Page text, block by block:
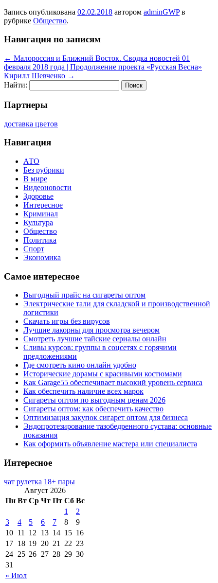
Запись опубликована 02.02.2018 автором adminGWPв
рубрике Общество.
Навигация по записям
← Малороссия и Ближний Восток. Сводка новостей 01
февраля 2018 года | Продолжение проекта «Русская Весна»
Кирилл Шевченко →
Найти:
Партнеры
доставка цветов
Навигация
АТО
Без рубрики
В мире
Видеоновости
Здоровье
Интересное
Криминал
Культура
Общество
Политика
Спорт
Экономика
Самое интересное
Выгодный прайс на сигареты оптом
Электрические тали для складской и производственной
логистики
Скачать игры без вирусов
Лучшие лакорны для просмотра вечером
Смотреть лучшие тайские сериалы онлайн
Сливы курсов: группы в соцсетях с горячими
предложениями
Где смотреть кино онлайн удобно
Исторические дорамы с красивыми костюмами
Как Garage55 обеспечивает высокий уровень сервиса
Как обеспечить наличие всех марок
Сигареты оптом по выгодным ценам 2026
Сигареты оптом: как обеспечить качество
Оптимизация закупок сигарет оптом для бизнеса
Эндопротезирование тазобедренного сустава: основные
показания
Как оформить объявление мастера или специалиста
Интересное
чат рулетка 18+ пары
Август 2026
Пн Вт Ср Чт Пт Сб Вс
« Июл
1
2
3
4 5 6 7 8
9
10 11 12 13 14 15 16
17 18 19 20 21 22 23
24 25 26 27 28 29 30
31